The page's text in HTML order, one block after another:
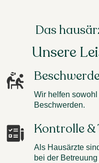
Das
Unsere
Wir helfen
Beschwerden.
Kontrolle &
Als Hausärzte
bei der